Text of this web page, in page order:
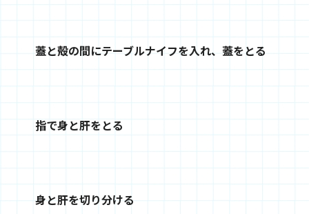
蓋と殻の間にテーブルナイフを入れ、蓋をとる
指で身と肝をとる
身と肝を切り分ける